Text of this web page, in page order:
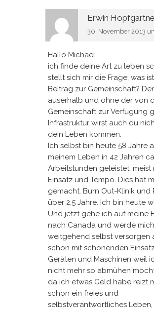
Erwin
30. November 2013
Hallo Michael,
ich finde deine Art zu leben
stellt sich mir die Frage, was
Beitrag zur Gemeinschaft?
auserhalb und ohne der von
Gemeinschaft zur Verfügung
Infrastruktur wirst auch du
dein Leben kommen.
Ich selbst bin heute 58 Jahre
meinem Leben in 42 Jahren
Arbeitstunden geleistet, meist
Einsatz und Tempo. Dies hat
gemacht. Burn Out-Klinik und
über 2,5 Jahre. Ich bin heute
Und jetzt gehe ich auf meine
nach Canada und werde
weitgehend selbst versorgen
schon mit schonenden
Geräten und Maschinen weil
nicht mehr so abmühen
da ich etwas Geld habe reizt
schon ein freies und
selbstverantwortliches